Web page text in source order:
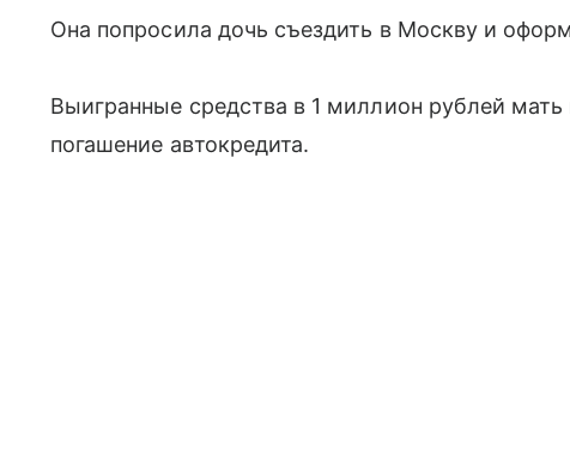
Она попросила дочь съездить в Москву и
Выигранные средства в 1 миллион рублей мать
погашение автокредита.